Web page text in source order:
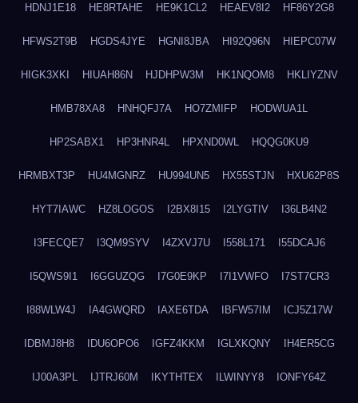
HDNJ1E18 HE8RTAHE HE9K1CL2 HEAEV8I2 HF86Y2G8
HFWS2T9B HGDS4JYE HGNI8JBA HI92Q96N HIEPC07W
HIGK3XKI HIUAH86N HJDHPW3M HK1NQOM8 HKLIYZNV
HMB78XA8 HNHQFJ7A HO7ZMIFP HODWUA1L
HP2SABX1 HP3HNR4L HPXND0WL HQQG0KU9
HRMBXT3P HU4MGNRZ HU994UN5 HX55STJN HXU62P8S
HYT7IAWC HZ8LOGOS I2BX8I15 I2LYGTIV I36LB4N2
I3FECQE7 I3QM9SYV I4ZXVJ7U I558L171 I55DCAJ6
I5QWS9I1 I6GGUZQG I7G0E9KP I7I1VWFO I7ST7CR3
I88WLW4J IA4GWQRD IAXE6TDA IBFW57IM ICJ5Z17W
IDBMJ8H8 IDU6OPO6 IGFZ4KKM IGLXKQNY IH4ER5CG
IJ00A3PL IJTRJ60M IKYTHTEX ILWINYY8 IONFY64Z